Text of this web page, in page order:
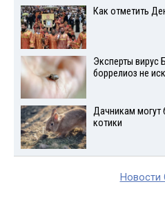
Как отметить
Эксперты вирус
боррелиоз не
Дачникам могут
котики